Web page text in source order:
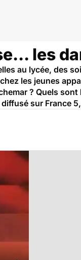
les
au lycée, des
les jeunes
? Quels
sur France